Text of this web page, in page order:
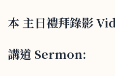
本 主日禮拜錄影
講道 Sermon: